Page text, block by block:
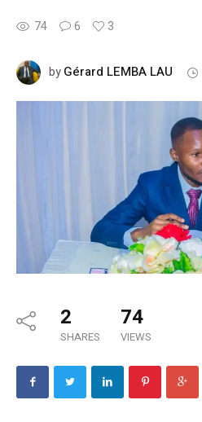
74 6 3
byGérard LEMBA LAU
2
SHARES
74
VIEWS